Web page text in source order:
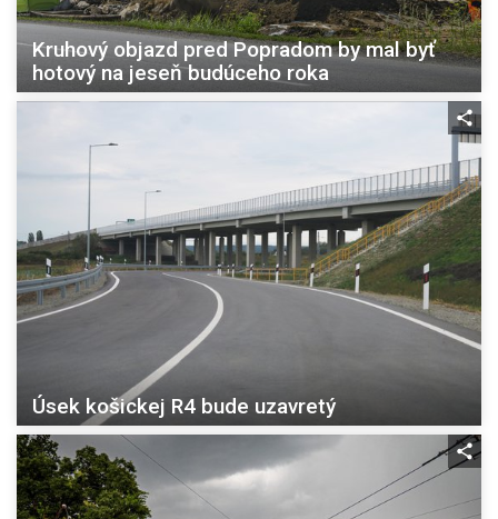
Kruhový objazd pred Popradom by mal byť
hotový na jeseň budúceho roka
Úsek košickej R4 bude uzavretý